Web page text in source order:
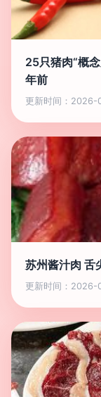
25只猪肉“概
年前
更新时间：
苏州酱汁肉 舌
更新时间：